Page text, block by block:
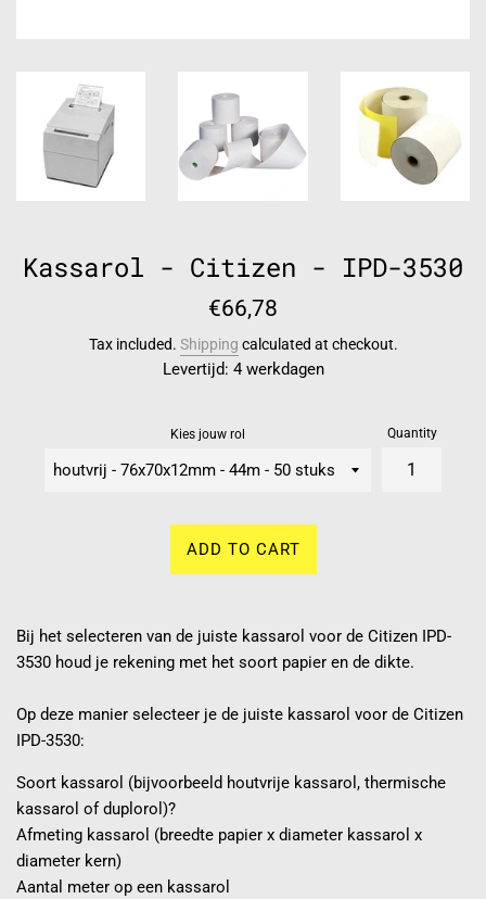
Kassarol - Citizen - IPD-3530
Regular
€66,78
Tax included. Shipping calculated at checkout.
Levertijd: 4 werkdagen
Kies jouw rol Quantity
ADD TO CART
Bij het selecteren van de juiste kassarol voor de Citizen IPD-
3530 houd je rekening met het soort papier en de dikte.
Op deze manier selecteer je de juiste kassarol voor de Citizen
IPD-3530:
Soort kassarol (bijvoorbeeld houtvrije kassarol, thermische
kassarol of duplorol)?
Afmeting kassarol (breedte papier x diameter kassarol x
diameter kern)
Aantal meter op een kassarol